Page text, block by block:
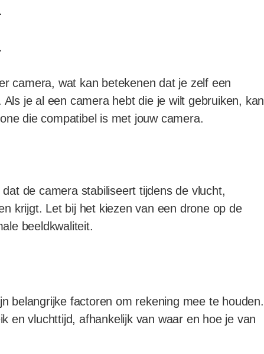
camera, wat kan betekenen dat je zelf een
je al een camera hebt die je wilt gebruiken, kan
die compatibel is met jouw camera.
de camera stabiliseert tijdens de vlucht,
krijgt. Let bij het kiezen van een drone op de
beeldkwaliteit.
belangrijke factoren om rekening mee te houden.
en vluchttijd, afhankelijk van waar en hoe je van